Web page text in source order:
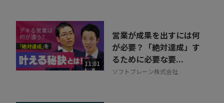
11:01
営業が成果を出すには何
が必要？「絶対達成」す
るために必要な要...
ソフトブレーン株式会社